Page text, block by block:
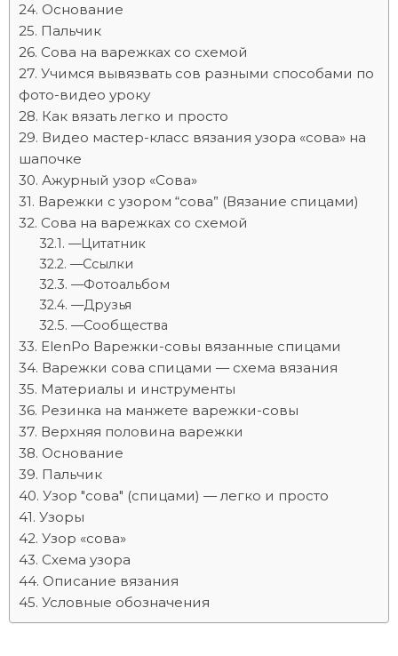
Основание
Пальчик
Сова на варежках со схемой
Учимся вывязвать сов разными способами по
фото-видео уроку
Как вязать легко и просто
Видео мастер-класс вязания узора «сова» на
шапочке
Ажурный узор «Сова»
Варежки с узором “сова” (Вязание спицами)
Сова на варежках со схемой
—Цитатник
—Ссылки
—Фотоальбом
—Друзья
—Сообщества
ElenPo Варежки-совы вязанные спицами
Варежки сова спицами — схема вязания
Материалы и инструменты
Резинка на манжете варежки-совы
Верхняя половина варежки
Основание
Пальчик
Узор "сова" (спицами) — легко и просто
Узоры
Узор «сова»
Схема узора
Описание вязания
Условные обозначения